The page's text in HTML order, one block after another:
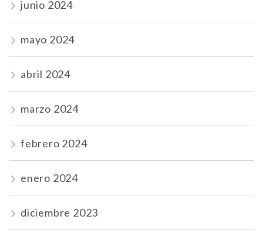
junio 2024
mayo 2024
abril 2024
marzo 2024
febrero 2024
enero 2024
diciembre 2023